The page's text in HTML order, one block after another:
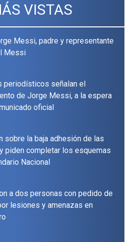
VISTAS
Messi, padre y representante
Messi
periodísticos señalan el
de Jorge Messi, a la espera
oficial
sobre la baja adhesión de las
piden completar los esquemas
Nacional
a dos personas con pedido de
lesiones y amenazas en